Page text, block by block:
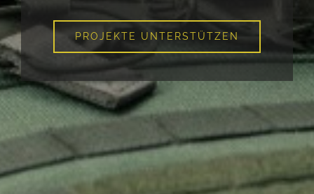
PROJEKTE UNTERSTÜTZEN